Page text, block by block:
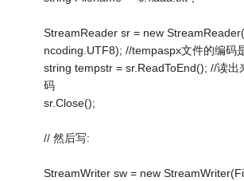
StreamReader sr = new
ncoding.UTF8); //tempaspx文件的编码
string tempstr = sr.ReadToEnd(); //读出
码
sr.Close();
// 然后写:
StreamWriter sw = new